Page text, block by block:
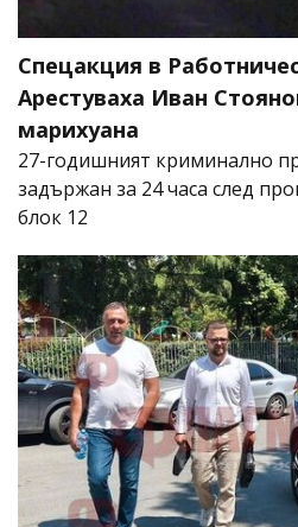
Спецакция в
Арестуваха Иван
марихуана
27-годишният криминално
задържан за 24 часа след
блок 12